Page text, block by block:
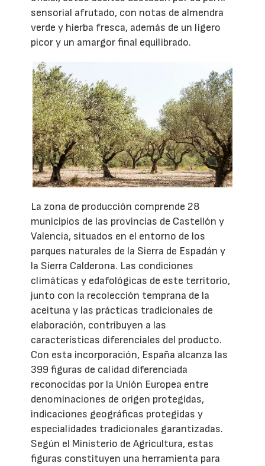
sensorial afrutado, con notas de almendra
verde y hierba fresca, además de un ligero
picor y un amargor final equilibrado.
La zona de producción comprende 28
municipios de las provincias de Castellón y
Valencia, situados en el entorno de los
parques naturales de la Sierra de Espadán y
la Sierra Calderona. Las condiciones
climáticas y edafológicas de este territorio,
junto con la recolección temprana de la
aceituna y las prácticas tradicionales de
elaboración, contribuyen a las
características diferenciales del producto.
Con esta incorporación, España alcanza las
399 figuras de calidad diferenciada
reconocidas por la Unión Europea entre
denominaciones de origen protegidas,
indicaciones geográficas protegidas y
especialidades tradicionales garantizadas.
Según el Ministerio de Agricultura, estas
figuras constituyen una herramienta para